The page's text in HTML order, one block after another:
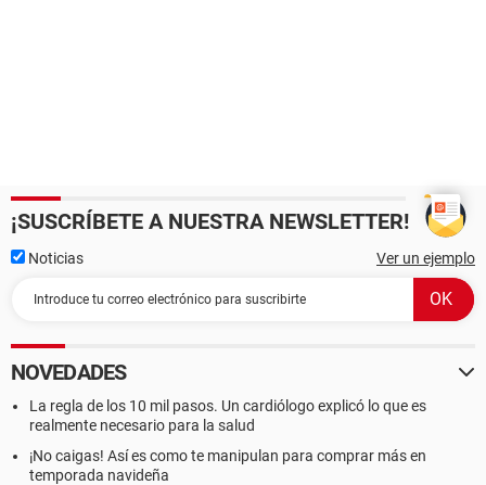
¡SUSCRÍBETE A NUESTRA NEWSLETTER!
Noticias Ver un ejemplo
NOVEDADES
La regla de los 10 mil pasos. Un cardiólogo explicó lo que es
realmente necesario para la salud
¡No caigas! Así es como te manipulan para comprar más en
temporada navideña